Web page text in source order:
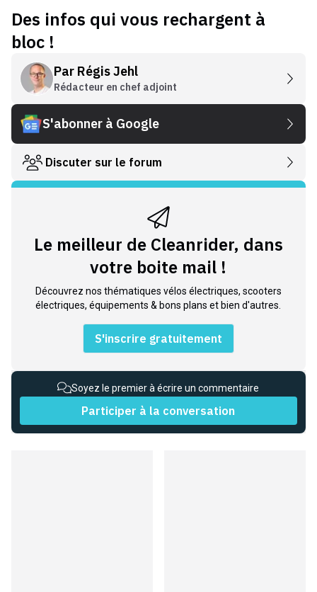
Des infos qui vous rechargent à
bloc !
Par Régis Jehl
Rédacteur en chef adjoint
S'abonner à Google
Discuter sur le forum
Le meilleur de Cleanrider, dans
votre boite mail !
Découvrez nos thématiques vélos électriques, scooters
électriques, équipements & bons plans et bien d'autres.
S'inscrire gratuitement
Soyez le premier à écrire un commentaire
Participer à la conversation